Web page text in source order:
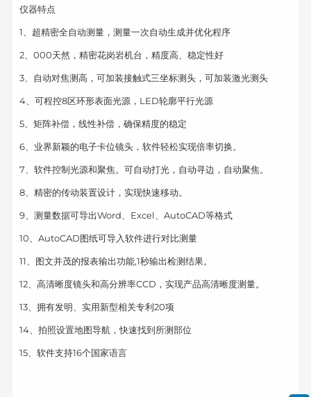
仪器特点
1、超精密全自动测量，测量一次自动生成并优化程序
2、000天然，精密花岗岩机台，精度高、稳定性好
3、自动对焦测高，可加装接触式三坐标测头，可加装激光测头
4、可程控8区环形表面光源，LED轮廓平行光源
5、矩阵补偿，线性补偿，确保精度的稳定
6、业界新颖的电子卡位镜头，软件轻松实现倍率切换。
7、软件控制光源和聚焦。可自动打光，自动寻边，自动聚焦。
8、精密的传动装置设计，实现快速移动。
9、测量数据可导出Word、Excel、AutoCAD等格式
10、AutoCAD图纸可导入软件进行对比测量
11、图文并茂的报表输出功能,1秒输出检测结果。
12、高清晰度镜头和高分辨率CCD，实现产品高清晰度测量。
13、拥有发明、实用新型相关专利20项
14、拍照设置地图导航，快速找到所测部位
15、软件支持16个国家语言